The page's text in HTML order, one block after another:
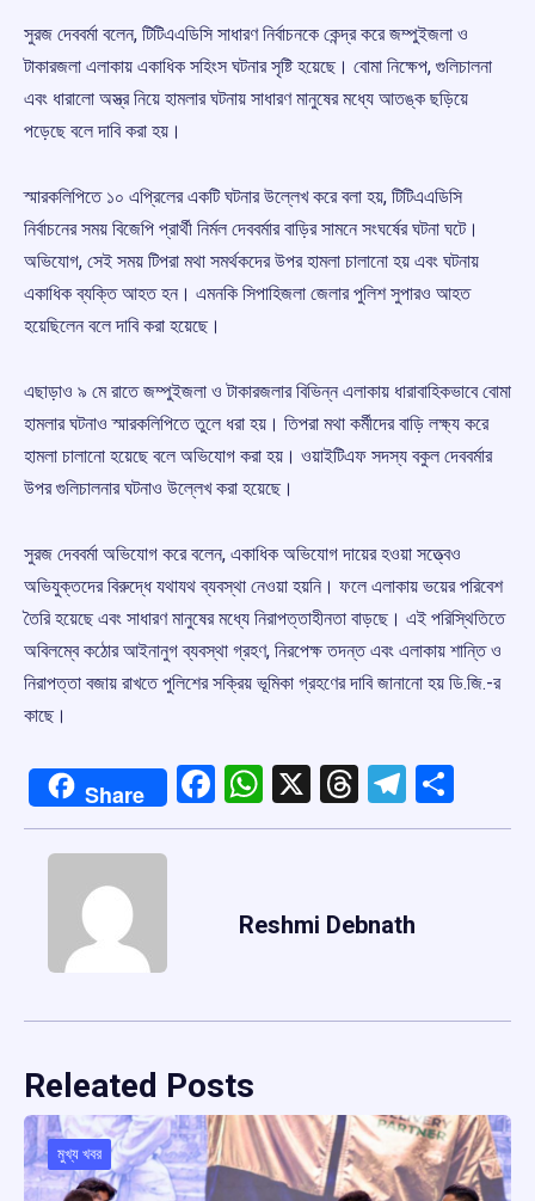
সুরজ দেববর্মা বলেন, টিটিএএডিসি সাধারণ নির্বাচনকে কেন্দ্র করে জম্পুইজলা ও
টাকারজলা এলাকায় একাধিক সহিংস ঘটনার সৃষ্টি হয়েছে। বোমা নিক্ষেপ, গুলিচালনা
এবং ধারালো অস্ত্র নিয়ে হামলার ঘটনায় সাধারণ মানুষের মধ্যে আতঙ্ক ছড়িয়ে
পড়েছে বলে দাবি করা হয়।
স্মারকলিপিতে ১০ এপ্রিলের একটি ঘটনার উল্লেখ করে বলা হয়, টিটিএএডিসি
নির্বাচনের সময় বিজেপি প্রার্থী নির্মল দেববর্মার বাড়ির সামনে সংঘর্ষের ঘটনা ঘটে।
অভিযোগ, সেই সময় টিপরা মথা সমর্থকদের উপর হামলা চালানো হয় এবং ঘটনায়
একাধিক ব্যক্তি আহত হন। এমনকি সিপাহিজলা জেলার পুলিশ সুপারও আহত
হয়েছিলেন বলে দাবি করা হয়েছে।
এছাড়াও ৯ মে রাতে জম্পুইজলা ও টাকারজলার বিভিন্ন এলাকায় ধারাবাহিকভাবে বোমা
হামলার ঘটনাও স্মারকলিপিতে তুলে ধরা হয়। তিপরা মথা কর্মীদের বাড়ি লক্ষ্য করে
হামলা চালানো হয়েছে বলে অভিযোগ করা হয়। ওয়াইটিএফ সদস্য বকুল দেববর্মার
উপর গুলিচালনার ঘটনাও উল্লেখ করা হয়েছে।
সুরজ দেববর্মা অভিযোগ করে বলেন, একাধিক অভিযোগ দায়ের হওয়া সত্ত্বেও
অভিযুক্তদের বিরুদ্ধে যথাযথ ব্যবস্থা নেওয়া হয়নি। ফলে এলাকায় ভয়ের পরিবেশ
তৈরি হয়েছে এবং সাধারণ মানুষের মধ্যে নিরাপত্তাহীনতা বাড়ছে। এই পরিস্থিতিতে
অবিলম্বে কঠোর আইনানুগ ব্যবস্থা গ্রহণ, নিরপেক্ষ তদন্ত এবং এলাকায় শান্তি ও
নিরাপত্তা বজায় রাখতে পুলিশের সক্রিয় ভূমিকা গ্রহণের দাবি জানানো হয় ডি.জি.-র
কাছে।
Share Facebook
WhatsApp
X Threads
Reshmi Debnath
Releated Posts
মুখ্য খবর